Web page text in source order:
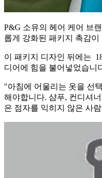
P&G 소유의 헤어 케어 브
롭게 강화된 패키지 촉감
이 패키지 디자인 뒤에는
디어에 힘을 불어넣었습니
"아침에 어울리는 옷을 선
해야합니다. 샴푸, 컨디셔
은 점자를 익히지 않은 사